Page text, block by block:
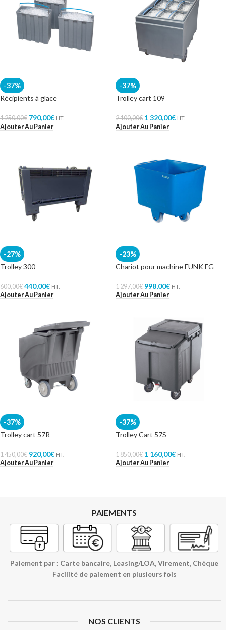
-37%
Récipients à glace
1 250,00€ 790,00€ HT.
Ajouter Au Panier
-37%
Trolley cart 109
2 100,00€ 1 320,00€ HT.
Ajouter Au Panier
-27%
Trolley 300
600,00€ 440,00€ HT.
Ajouter Au Panier
-23%
Chariot pour machine FUNK FG
1 297,00€ 998,00€ HT.
Ajouter Au Panier
-37%
Trolley cart 57R
1 450,00€ 920,00€ HT.
Ajouter Au Panier
-37%
Trolley Cart 57S
1 850,00€ 1 160,00€ HT.
Ajouter Au Panier
PAIEMENTS
Paiement par : Carte bancaire, Leasing/LOA, Virement, Chèque
Facilité de paiement en plusieurs fois
NOS CLIENTS